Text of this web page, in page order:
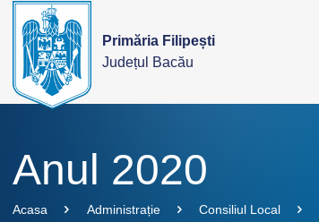
Primăria Filipești
Județul Bacău
Anul 2020
Acasa Administrație Consiliul Local